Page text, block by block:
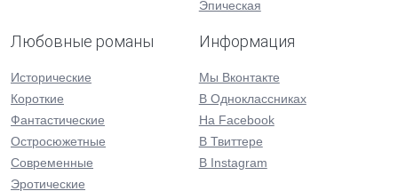
Эпическая
Любовные романы
Исторические
Короткие
Фантастические
Остросюжетные
Современные
Эротические
Информация
Мы Вконтакте
В Одноклассниках
На Facebook
В Твиттере
В Instagram